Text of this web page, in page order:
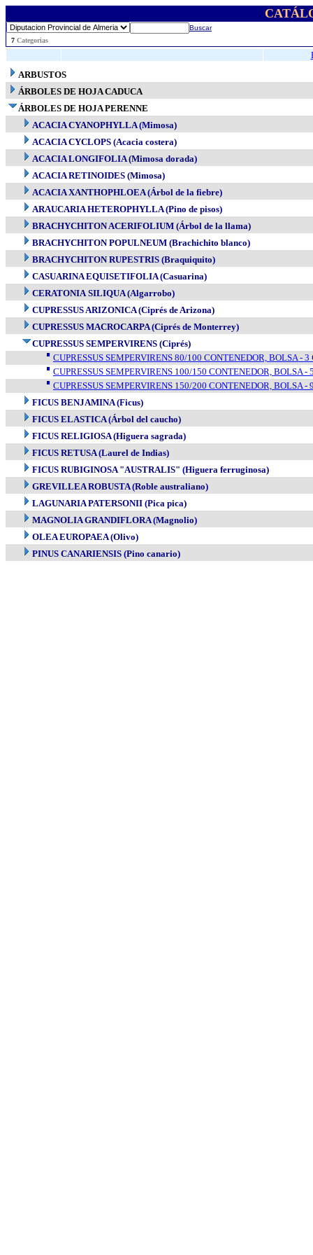
Buscar
7 Categorias
ARBUSTOS
ÁRBOLES DE HOJA CADUCA
ÁRBOLES DE HOJA PERENNE
ACACIA CYANOPHYLLA (Mimosa)
ACACIA CYCLOPS (Acacia costera)
ACACIA LONGIFOLIA (Mimosa dorada)
ACACIA RETINOIDES (Mimosa)
ACACIA XANTHOPHLOEA (Árbol de la fiebre)
ARAUCARIA HETEROPHYLLA (Pino de pisos)
BRACHYCHITON ACERIFOLIUM (Árbol de la llama)
BRACHYCHITON POPULNEUM (Brachichito blanco)
BRACHYCHITON RUPESTRIS (Braquiquito)
CASUARINA EQUISETIFOLIA (Casuarina)
CERATONIA SILIQUA (Algarrobo)
CUPRESSUS ARIZONICA (Ciprés de Arizona)
CUPRESSUS MACROCARPA (Ciprés de Monterrey)
CUPRESSUS SEMPERVIRENS (Ciprés)
CUPRESSUS SEMPERVIRENS 80/100 CONTENEDOR, BOLSA - 3
CUPRESSUS SEMPERVIRENS 100/150 CONTENEDOR, BOLSA -
CUPRESSUS SEMPERVIRENS 150/200 CONTENEDOR, BOLSA -
FICUS BENJAMINA (Ficus)
FICUS ELASTICA (Árbol del caucho)
FICUS RELIGIOSA (Higuera sagrada)
FICUS RETUSA (Laurel de Indias)
FICUS RUBIGINOSA "AUSTRALIS" (Higuera ferruginosa)
GREVILLEA ROBUSTA (Roble australiano)
LAGUNARIA PATERSONII (Pica pica)
MAGNOLIA GRANDIFLORA (Magnolio)
OLEA EUROPAEA (Olivo)
PINUS CANARIENSIS (Pino canario)